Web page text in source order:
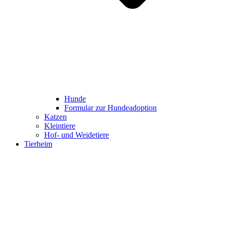
Hunde
Formular zur Hundeadoption
Katzen
Kleintiere
Hof- und Weidetiere
Tierheim